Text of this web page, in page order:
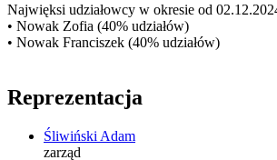
Najwięksi udziałowcy w okresie od
• Nowak Zofia (40% udziałów)
• Nowak Franciszek (40% udziałów)
Reprezentacja
Śliwiński Adam
zarząd